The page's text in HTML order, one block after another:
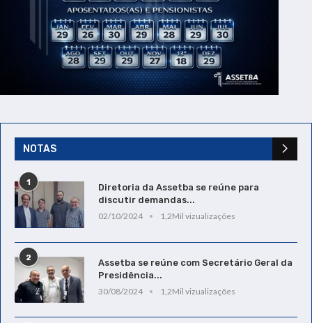
NOTAS
1
Diretoria da Assetba se reúne para
discutir demandas...
02/10/2024
1,2Mil vizualizações
2
Assetba se reúne com Secretário Geral da
Presidência...
30/08/2024
1,2Mil vizualizações